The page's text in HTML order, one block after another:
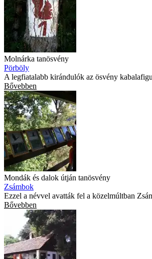
Molnárka tanösvény
Pörböly
A legfiatalabb kirándulók az ösvény
Bővebben
Mondák és dalok útján tanösvény
Zsámbok
Ezzel a névvel avatták fel a közelmúltban
Bővebben